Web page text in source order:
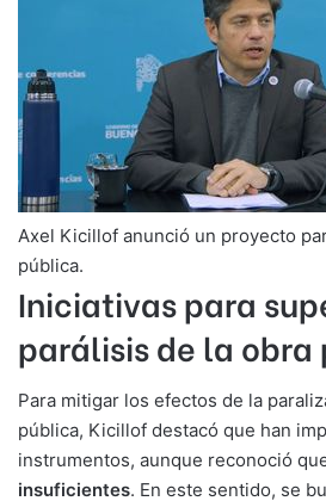
Axel Kicillof anunció un proyecto
pública.
Iniciativas para
parálisis de la obra
Para mitigar los efectos de la
pública, Kicillof destacó que han
instrumentos, aunque reconoció
insuficientes. En este sentido, se